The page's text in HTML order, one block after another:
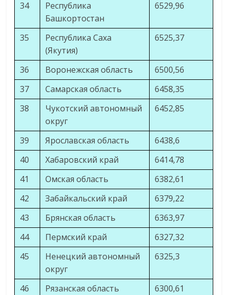
34
Республика
Башкортостан
6529,96
35
Республика Саха
(Якутия)
6525,37
36 Воронежская область
6500,56
37
Самарская область
6458,35
38
Чукотский автономный
округ
6452,85
39 Ярославская область
6438,6
40
Хабаровский край
6414,78
41
Омская область
6382,61
42
Забайкальский край
6379,22
43
Брянская область
6363,97
44
Пермский край
6327,32
45
Ненецкий автономный
округ
6325,3
46 Рязанская область
6300,61